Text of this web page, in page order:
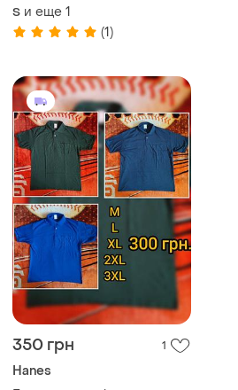
S и еще 1
(1)
350 грн 1
Hanes